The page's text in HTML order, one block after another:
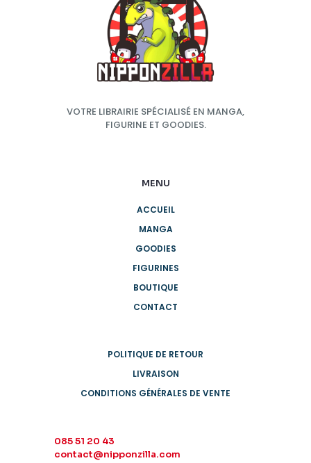
VOTRE LIBRAIRIE SPÉCIALISÉ EN MANGA,
FIGURINE ET GOODIES.
MENU
ACCUEIL
MANGA
GOODIES
FIGURINES
BOUTIQUE
CONTACT
POLITIQUE DE RETOUR
LIVRAISON
CONDITIONS GÉNÉRALES DE VENTE
085 51 20 43
contact@nipponzilla.com